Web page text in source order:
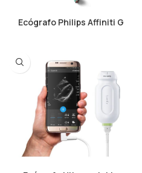
Ecógrafo Philips Affiniti G